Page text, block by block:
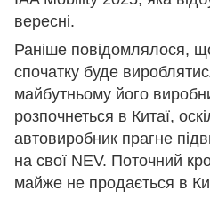
вересні.
Раніше повідомлялося,
спочатку буде
майбутньому його
розпочнеться в Китаї,
автовиробник прагне
на свої NEV. Поточний
майже не продається в